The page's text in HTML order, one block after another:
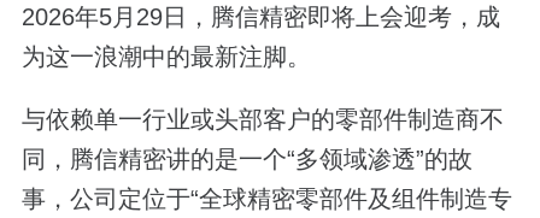
2026年5月29日，腾信精密即将上会迎考，成
为这一浪潮中的最新注脚。
与依赖单一行业或头部客户的零部件制造商不
同，腾信精密讲的是一个“多领域渗透”的故
事，公司定位于“全球精密零部件及组件制造专